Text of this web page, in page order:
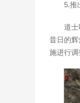
5.推
道
昔日的
施进行调